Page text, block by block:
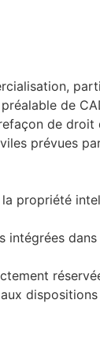
de
de
prévues
propriété
intégrées